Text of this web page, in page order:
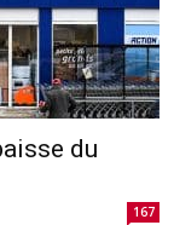
du
167